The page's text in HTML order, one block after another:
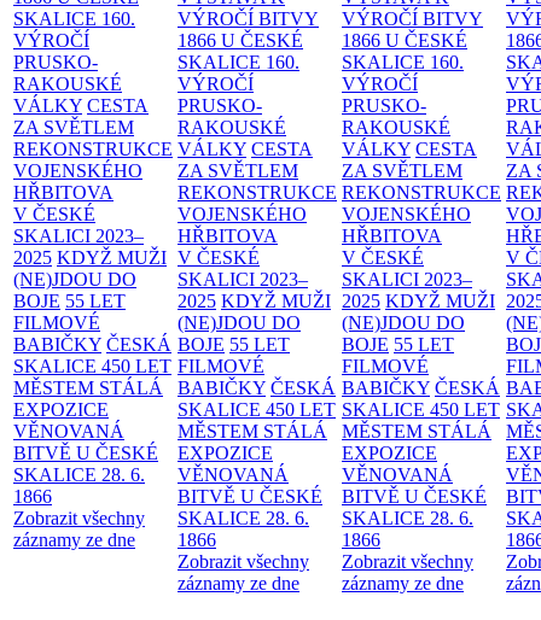
SKALICE 160.
VÝROČÍ
PRUSKO-
RAKOUSKÉ
VÁLKY CESTA
ZA SVĚTLEM
REKONSTRUKCE
VOJENSKÉHO
HŘBITOVA
V ČESKÉ
SKALICI 2023–
2025 KDYŽ MUŽI
(NE)JDOU DO
BOJE 55 LET
FILMOVÉ
BABIČKY ČESKÁ
SKALICE 450 LET
MĚSTEM STÁLÁ
EXPOZICE
VĚNOVANÁ
BITVĚ U ČESKÉ
SKALICE 28. 6.
1866
Zobrazit všechny
záznamy ze dne
VÝROČÍ BITVY
1866 U ČESKÉ
SKALICE 160.
VÝROČÍ
PRUSKO-
RAKOUSKÉ
VÁLKY CESTA
ZA SVĚTLEM
REKONSTRUKCE
VOJENSKÉHO
HŘBITOVA
V ČESKÉ
SKALICI 2023–
2025 KDYŽ MUŽI
(NE)JDOU DO
BOJE 55 LET
FILMOVÉ
BABIČKY ČESKÁ
SKALICE 450 LET
MĚSTEM STÁLÁ
EXPOZICE
VĚNOVANÁ
BITVĚ U ČESKÉ
SKALICE 28. 6.
1866
Zobrazit všechny
záznamy ze dne
VÝROČÍ BITVY
1866 U ČESKÉ
SKALICE 160.
VÝROČÍ
PRUSKO-
RAKOUSKÉ
VÁLKY CESTA
ZA SVĚTLEM
REKONSTRUKCE
VOJENSKÉHO
HŘBITOVA
V ČESKÉ
SKALICI 2023–
2025 KDYŽ MUŽI
(NE)JDOU DO
BOJE 55 LET
FILMOVÉ
BABIČKY ČESKÁ
SKALICE 450 LET
MĚSTEM STÁLÁ
EXPOZICE
VĚNOVANÁ
BITVĚ U ČESKÉ
SKALICE 28. 6.
1866
Zobrazit všechny
záznamy ze dne
ZA
V